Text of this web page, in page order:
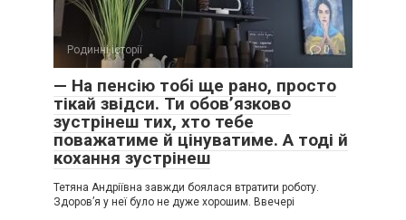
Родинні історії 0
— На пенсію тобі ще рано, просто
тікай звідси. Ти обов’язково
зустрінеш тих, хто тебе
поважатиме й цінуватиме. А тоді й
кохання зустрінеш
Тетяна Андріївна завжди боялася втратити роботу.
Здоров’я у неї було не дуже хорошим. Ввечері